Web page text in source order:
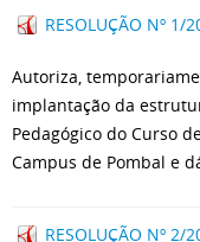
RESOLUÇÃO Nº 1/
Autoriza,
implantação da
Pedagógico do Curso
Campus de Pombal e
RESOLUÇÃO Nº 2/